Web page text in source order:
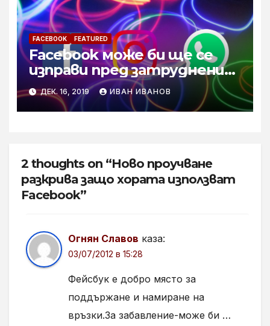
FACEBOOK FEATURED
Facebook може би ще се
изправи пред затруднения
в инеграцията на своите
приложения
ДЕК. 16, 2019 ИВАН ИВАНОВ
2 thoughts on “Ново проучване
разкрива защо хората използват
Facebook”
Огнян Славов каза:
03/07/2012 в 15:28
Фейсбук е добро място за
поддържане и намиране на
връзки.За забавление-може би …